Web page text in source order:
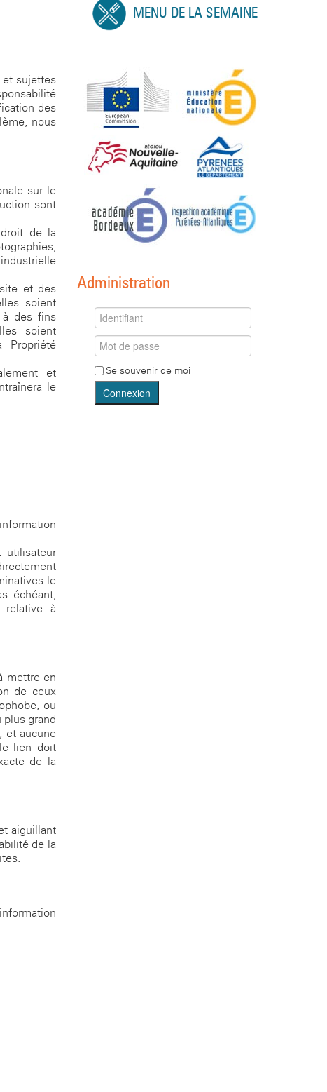
et sujettes
des
nous
sur le
sont
de la
et des
soient
à des fins
soient
Propriété
et
le
utilisateur
le
échéant,
à
mettre en
de ceux
ou
plus grand
et aucune
lien doit
de la
aiguillant
de la
MENU DE LA SEMAINE
Administration
Se souvenir de moi
Connexion